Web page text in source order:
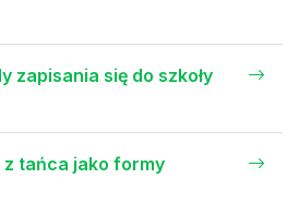
zapisania się do szkoły
z tańca jako formy